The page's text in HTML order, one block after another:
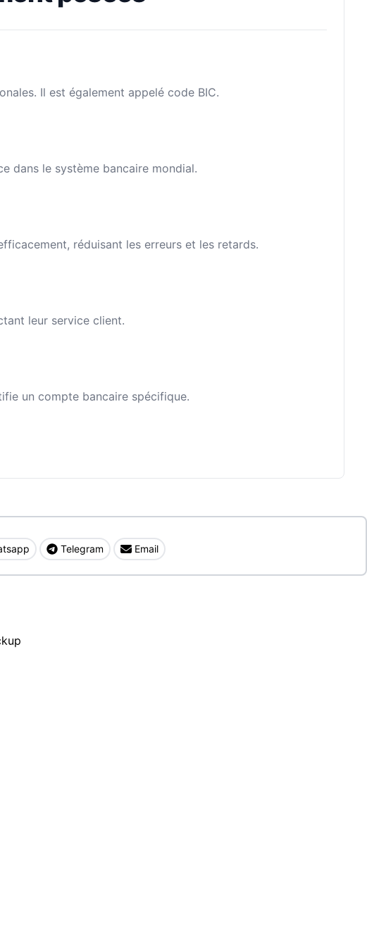
Il est également appelé code BIC.
dans le système bancaire mondial.
réduisant les erreurs et les retards.
leur service client.
un compte bancaire spécifique.
Telegram Email